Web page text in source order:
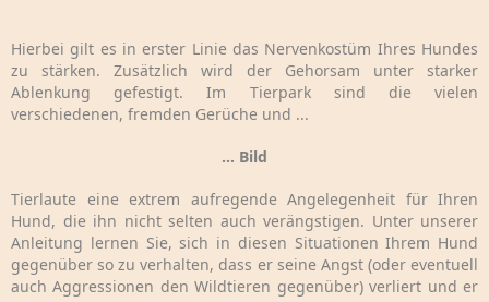
Hierbei gilt es in erster Linie das Nervenkostüm Ihres Hundes
zu stärken. Zusätzlich wird der Gehorsam unter starker
Ablenkung gefestigt. Im Tierpark sind die vielen
verschiedenen, fremden Gerüche und ...
... Bild
Tierlaute eine extrem aufregende Angelegenheit für Ihren
Hund, die ihn nicht selten auch verängstigen. Unter unserer
Anleitung lernen Sie, sich in diesen Situationen Ihrem Hund
gegenüber so zu verhalten, dass er seine Angst (oder eventuell
auch Aggressionen den Wildtieren gegenüber) verliert und er